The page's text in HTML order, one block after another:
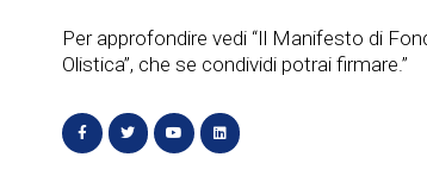
Per approfondire vedi “Il Manifesto di
Olistica”, che se condividi potrai firmare.”